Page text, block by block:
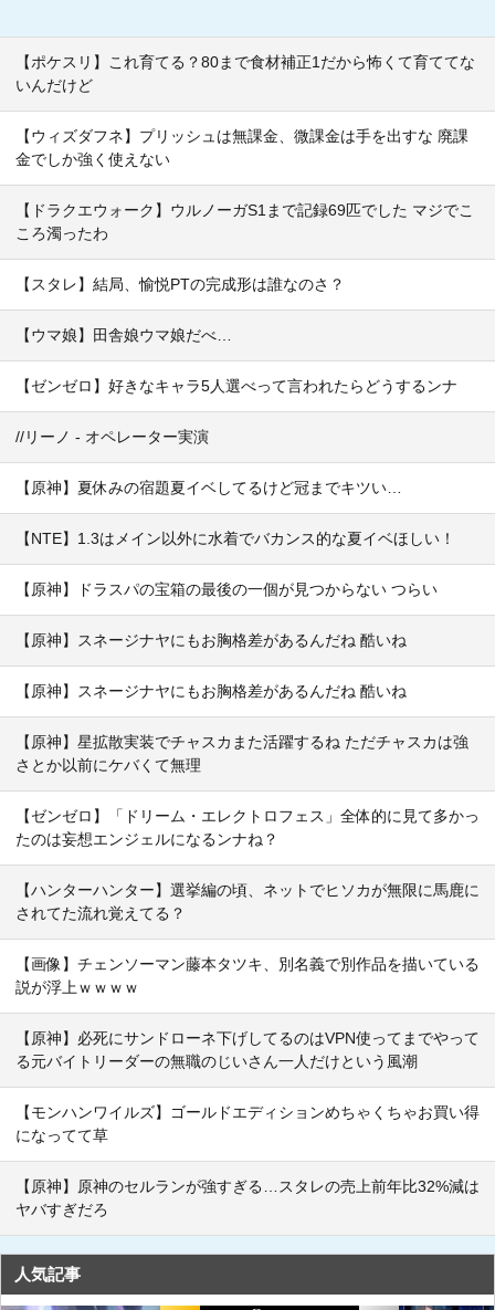
【ポケスリ】これ育てる？80まで食材補正1だから怖くて育ててな
いんだけど
【ウィズダフネ】プリッシュは無課金、微課金は手を出すな 廃課
金でしか強く使えない
【ドラクエウォーク】ウルノーガS1まで記録69匹でした マジでこ
ころ濁ったわ
【スタレ】結局、愉悦PTの完成形は誰なのさ？
【ウマ娘】田舎娘ウマ娘だべ…
【ゼンゼロ】好きなキャラ5人選べって言われたらどうするンナ
//リーノ - オペレーター実演
【原神】夏休みの宿題夏イベしてるけど冠までキツい…
【NTE】1.3はメイン以外に水着でバカンス的な夏イベほしい！
【原神】ドラスパの宝箱の最後の一個が見つからない つらい
【原神】スネージナヤにもお胸格差があるんだね 酷いね
【原神】スネージナヤにもお胸格差があるんだね 酷いね
【原神】星拡散実装でチャスカまた活躍するね ただチャスカは強
さとか以前にケバくて無理
【ゼンゼロ】「ドリーム・エレクトロフェス」全体的に見て多かっ
たのは妄想エンジェルになるンナね？
【ハンターハンター】選挙編の頃、ネットでヒソカが無限に馬鹿に
されてた流れ覚えてる？
【画像】チェンソーマン藤本タツキ、別名義で別作品を描いている
説が浮上ｗｗｗｗ
【原神】必死にサンドローネ下げしてるのはVPN使ってまでやって
る元バイトリーダーの無職のじいさん一人だけという風潮
【モンハンワイルズ】ゴールドエディションめちゃくちゃお買い得
になってて草
【原神】原神のセルランが強すぎる…スタレの売上前年比32%減は
ヤバすぎだろ
人気記事